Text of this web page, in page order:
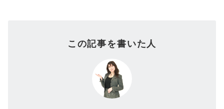
この記事を書いた人